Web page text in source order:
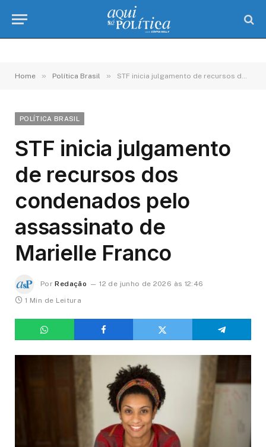
Home » Política Brasil » STF inicia julgamento de recursos dos condenados pelo assassinato de Marielle Franco
POLÍTICA BRASIL
STF inicia julgamento
de recursos dos
condenados pelo
assassinato de
Marielle Franco
Por Redação
12 de junho de 2026 às 12:46
1 Min de Leitura